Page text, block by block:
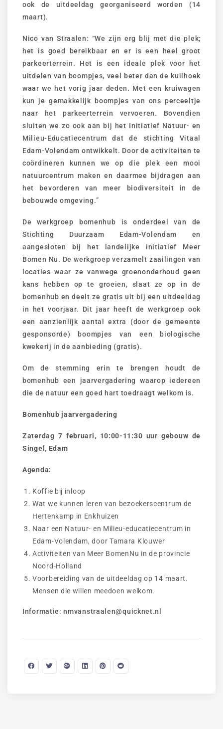
ook de uitdeeldag georganiseerd worden (14
maart).
Nico van Straalen: “We zijn erg blij met die plek;
het is goed bereikbaar en er is een heel groot
parkeerterrein. Het is een ideale plek voor het
uitdelen van boompjes, veel beter dan de kuilhoek
waar we het vorig jaar deden. Met een kruiwagen
kun je gemakkelijk boompjes van ons perceeltje
naar het parkeerterrein vervoeren. Bovendien
sluiten we zo ook aan bij het Initiatief Natuur- en
Milieu-Educatiecentrum dat de stichting Vitaal
Edam-Volendam ontwikkelt. Door de activiteiten te
coördineren kunnen we op die plek een mooi
natuurcentrum maken en daarmee bijdragen aan
het bevorderen van meer biodiversiteit in de
bebouwde omgeving.”
De werkgroep bomenhub is onderdeel van de
Stichting Duurzaam Edam-Volendam en
aangesloten bij het landelijke initiatief Meer
Bomen Nu. De werkgroep verzamelt zaailingen van
locaties waar ze vanwege groenonderhoud geen
kans hebben op te groeien, slaat ze op in de
bomenhub en deelt ze gratis uit bij een uitdeeldag
in het voorjaar. Dit jaar heeft de werkgroep ook
een aanzienlijk aantal extra (door de gemeente
gesponsorde) boompjes van een biologische
kwekerij in de aanbieding (gratis).
Om de stemming erin te brengen houdt de
bomenhub een jaarvergadering waarop iedereen
die de natuur een goed hart toedraagt welkom is.
Bomenhub jaarvergadering
Zaterdag 7 februari, 10:00-11:30 uur gebouw de
Singel, Edam
Agenda:
Koffie bij inloop
Wat we kunnen leren van bezoekerscentrum de
Hertenkamp in Enkhuizen
Naar een Natuur- en Milieu-educatiecentrum in
Edam-Volendam, door Tamara Klouwer
Activiteiten van Meer BomenNu in de provincie
Noord-Holland
Voorbereiding van de uitdeeldag op 14 maart.
Mensen die willen meedoen welkom.
Informatie: nmvanstraalen@quicknet.nl